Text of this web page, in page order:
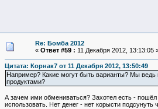
Re: Бомба 2012
« Ответ #59 : 11 Декабря 2012, 13:13:05
Цитата: Корнак7 от 11 Декабря 2012, 13:50:49
Например? Какие могут быть варианты? Мы
продуктами?
А зачем ими обмениваться? Захотел есть -
использовать. Нет денег - нет корысти подсунуть